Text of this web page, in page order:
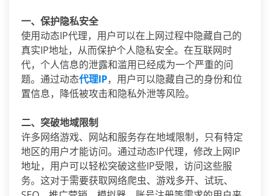
一、保护隐私安全
使用动态IP代理，用户可以在上网过程中隐藏自己的
真实IP地址，从而保护个人隐私安全。在互联网时
代，个人信息的泄露和滥用已经成为一个严重的问
题。通过动态代理IP，用户可以隐藏自己的身份和位
置信息，降低被攻击和隐私外泄等风险。
二、突破地域限制
许多网络游戏、网站和服务存在地域限制，只有特定
地区的用户才能访问。通过动态IP代理，修改上网IP
地址，用户可以轻松突破这些IP受限，访问这些服
务。这对于需要获取网络爬虫、游戏多开、试玩、